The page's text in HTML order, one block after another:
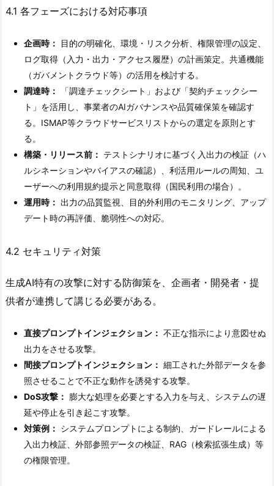
4.1 各フェーズにおける対応事項
企画時：
目的の明確化、環境・リスク分析、権限管理の設定、
ログ取得（入力・出力・アクセス履歴）の計画策定。共通機能
（ガバメントクラウド等）の活用を検討する。
調達時：
「調達チェックシート」および「契約チェックシー
ト」を活用し、事業者のAIガバナンスや品質確保策を確認す
る。ISMAP等クラウドサービスリストからの選定を原則とす
る。
構築・リリース前： テストシナリオに基づく入出力の検証（ハ
ルシネーションやバイアスの確認）、利活用ルールの周知、ユ
ーザーへの利用規約提示と同意取得（国民利用の場合）。
運用時： 出力の品質監視、目的外利用のモニタリング、アップ
デート時の再評価、脆弱性への対応。
4.2 セキュリティ対策
生成AI特有の攻撃に対する防御策を、企画者・開発者・提
供者が連携して講じる必要がある。
直接プロンプトインジェクション： 不正な指示により意図せぬ
出力をさせる攻撃。
間接プロンプトインジェクション： 細工された外部データを参
照させることで不正な動作を誘発する攻撃。
DoS攻撃： 膨大な処理を必要とする入力を与え、システムの遅
延や停止を引き起こす攻撃。
対策例： システムプロンプトによる制約、ガードレールによる
入出力検証、外部参照データの検証、RAG（検索拡張生成）等
の権限管理。